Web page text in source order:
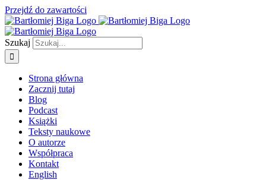
Przejdź do zawartości
Szukaj
Strona główna
Zacznij tutaj
Blog
Podcast
Książki
Teksty naukowe
O autorze
Współpraca
Kontakt
English